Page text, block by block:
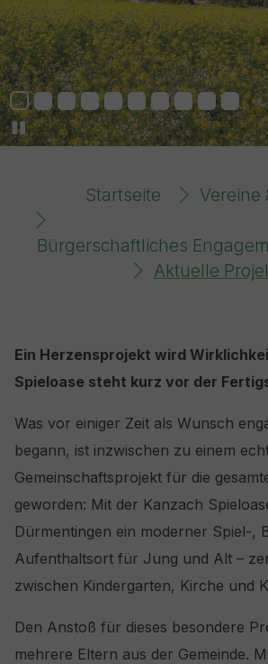
Startseite Vereine
Bürgerschaftliches
Aktuelle
Ein Herzensprojekt wird
Spieloase steht kurz vor der
Was vor einiger Zeit als Wunsch
begann, ist inzwischen zu einem
Gemeinschaftsprojekt für die
geworden: Mit der Kanzach
Dürmentingen ein moderner Spiel-,
Aufenthaltsort für Jung und Alt –
zwischen Kindergarten, Kirche und
Den Anstoß für dieses besondere
mehrere Eltern aus der Gemeinde.